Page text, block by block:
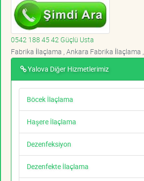
0542 188 45 42 Güçlü Usta
Fabrika İlaçlama , Ankara Fabrika İlaçlama ,
Yalova Diğer Hizmetlerimiz
Böcek İlaçlama
Haşere İlaçlama
Dezenfeksiyon
Dezenfekte İlaçlama